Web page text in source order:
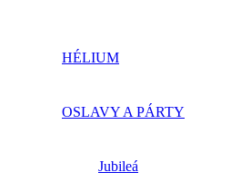
HÉLIUM
OSLAVY A PÁRTY
Jubileá